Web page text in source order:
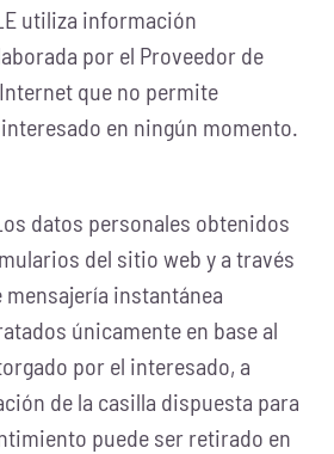
utiliza información
por el Proveedor de
que no permite
en ningún momento.
datos personales obtenidos
del sitio web y a través
mensajería instantánea
únicamente en base al
por el interesado, a
de la casilla dispuesta para
puede ser retirado en